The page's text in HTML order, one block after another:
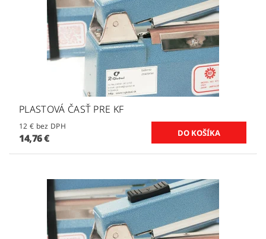
PLASTOVÁ ČASŤ PRE KF
12 € bez DPH
14,76 €